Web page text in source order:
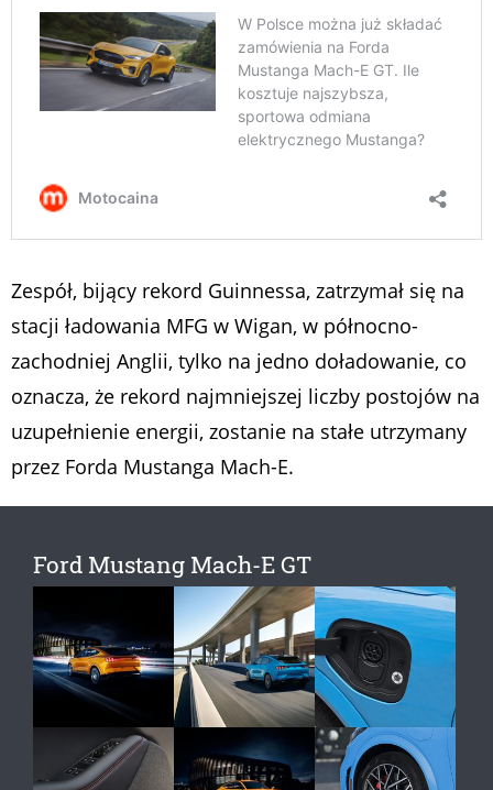
Zespół, bijący rekord Guinnessa, zatrzymał się na
stacji ładowania MFG w Wigan, w północno-
zachodniej Anglii, tylko na jedno doładowanie, co
oznacza, że ​​rekord najmniejszej liczby postojów na
uzupełnienie energii, zostanie na stałe utrzymany
przez Forda Mustanga Mach-E.
Ford Mustang Mach-E GT